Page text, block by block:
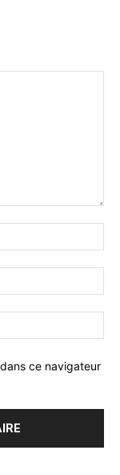
ce navigateur